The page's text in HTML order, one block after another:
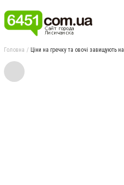
Головна Ціни на гречку та овочі завищують